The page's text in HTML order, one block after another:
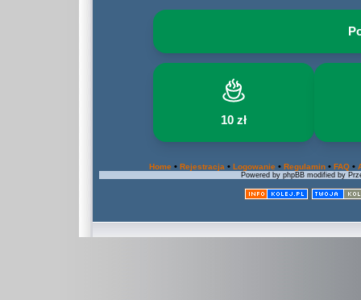
10 zł
Home • Rejestracja • Logowanie • Regulamin • FAQ •
Powered by phpBB modified by